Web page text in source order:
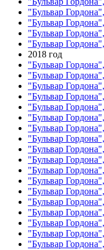
"Бульвар
"Бульвар
"Бульвар
"Бульвар
2018 год
"Бульвар
"Бульвар
"Бульвар
"Бульвар
"Бульвар
"Бульвар
"Бульвар
"Бульвар
"Бульвар
"Бульвар
"Бульвар
"Бульвар
"Бульвар
"Бульвар
"Бульвар
"Бульвар
"Бульвар
"Бульвар